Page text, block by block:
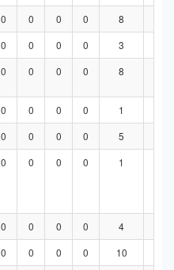
0 0 0 0 8
0 0 0 0 3
0 0 0 0 8
0 0 0 0 1
0 0 0 0 5
0 0 0 0 1
0 0 0 0 4
0 0 0 0 10